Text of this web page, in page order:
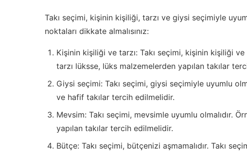
Takı seçimi, kişinin kişiliği, tarzı ve giysi seçimiyle
noktaları dikkate almalısınız:
Kişinin kişiliği ve tarzı: Takı seçimi, kişinin kişiliği ve
tarzı lüksse, lüks malzemelerden yapılan takılar
Giysi seçimi: Takı seçimi, giysi seçimiyle uyumlu
ve hafif takılar tercih edilmelidir.
Mevsim: Takı seçimi, mevsimle uyumlu olmalıdır.
yapılan takılar tercih edilmelidir.
Bütçe: Takı seçimi, bütçenizi aşmamalıdır. Takı